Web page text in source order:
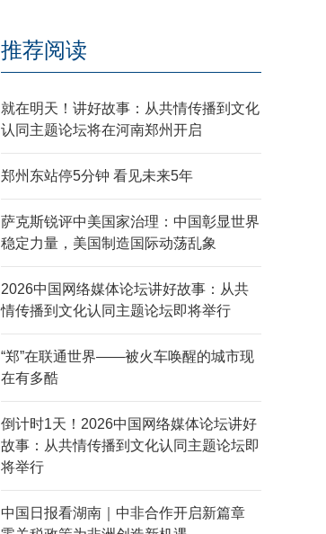
推荐阅读
就在明天！讲好故事：从共情传播到文化
认同主题论坛将在河南郑州开启
郑州东站停5分钟 看见未来5年
萨克斯锐评中美国家治理：中国彰显世界
稳定力量，美国制造国际动荡乱象
2026中国网络媒体论坛讲好故事：从共
情传播到文化认同主题论坛即将举行
“郑”在联通世界——被火车唤醒的城市现
在有多酷
倒计时1天！2026中国网络媒体论坛讲好
故事：从共情传播到文化认同主题论坛即
将举行
中国日报看湖南｜中非合作开启新篇章